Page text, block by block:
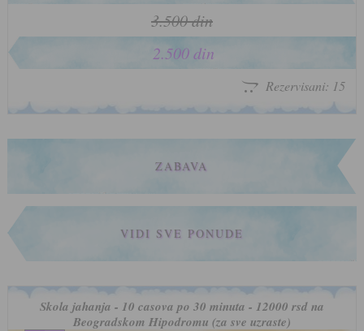
3.500 din
2.500 din
Rezervisani: 15
ZABAVA
VIDI SVE PONUDE
Skola jahanja - 10 casova po 30 minuta - 12000 rsd na
Beogradskom Hipodromu (za sve uzraste)